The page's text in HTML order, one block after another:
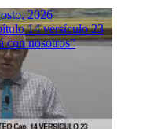
2026
14 versículo 23
con nosotros”